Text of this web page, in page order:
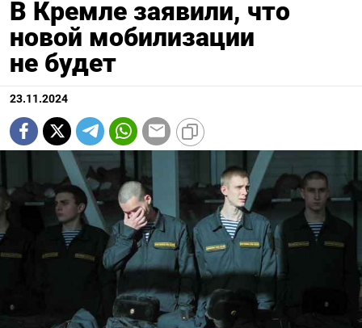
В Кремле заявили, что
новой мобилизации
не будет
23.11.2024